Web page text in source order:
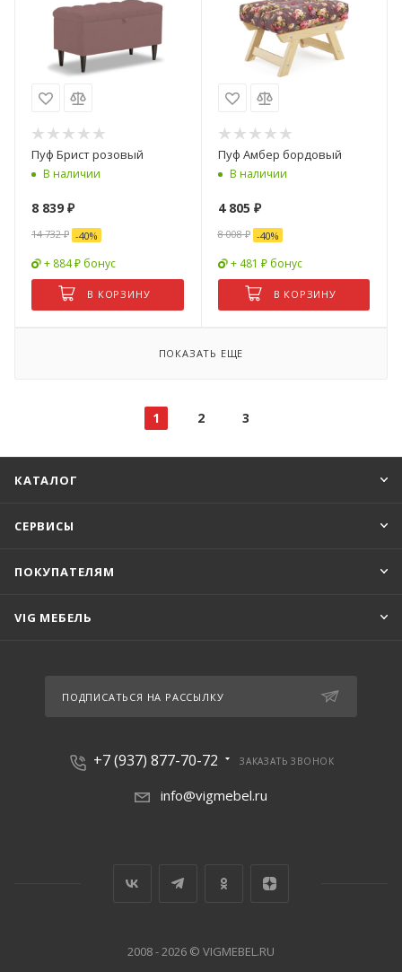
Пуф Брист розовый
В наличии
8 839 ₽
14 732₽ -40%
+ 884 ₽ бонус
В КОРЗИНУ
Пуф Амбер бордовый
В наличии
4 805 ₽
8 008₽ -40%
+ 481 ₽ бонус
В КОРЗИНУ
ПОКАЗАТЬ ЕЩЕ
1 2 3
КАТАЛОГ
СЕРВИСЫ
ПОКУПАТЕЛЯМ
VIG МЕБЕЛЬ
ПОДПИСАТЬСЯ НА РАССЫЛКУ
+7 (937) 877-70-72 ЗАКАЗАТЬ ЗВОНОК
info@vigmebel.ru
2008 - 2026 © VIGMEBEL.RU